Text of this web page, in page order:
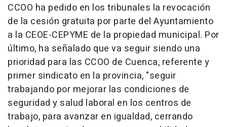
CCOO ha pedido en los tribunales la revocación
de la cesión gratuita por parte del Ayuntamiento
a la CEOE-CEPYME de la propiedad municipal. Por
último, ha señalado que va seguir siendo una
prioridad para las CCOO de Cuenca, referente y
primer sindicato en la provincia, "seguir
trabajando por mejorar las condiciones de
seguridad y salud laboral en los centros de
trabajo, para avanzar en igualdad, cerrando